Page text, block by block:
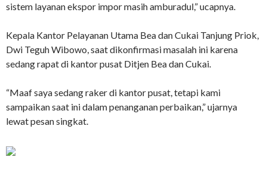
sistem layanan ekspor impor masih amburadul,” ucapnya.
Kepala Kantor Pelayanan Utama Bea dan Cukai Tanjung Priok,
Dwi Teguh Wibowo, saat dikonfirmasi masalah ini karena
sedang rapat di kantor pusat Ditjen Bea dan Cukai.
“Maaf saya sedang raker di kantor pusat, tetapi kami
sampaikan saat ini dalam penanganan perbaikan,” ujarnya
lewat pesan singkat.